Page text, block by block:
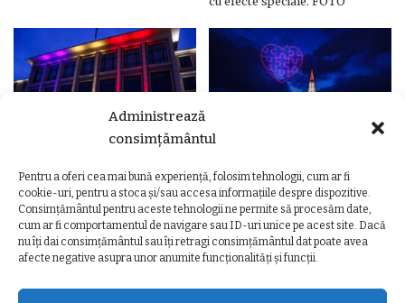
Administrează
consimțământul
Pentru a oferi cea mai bună experiență, folosim tehnologii, cum ar fi
cookie-uri, pentru a stoca și/sau accesa informațiile despre dispozitive.
Consimțământul pentru aceste tehnologii ne permite să procesăm date,
cum ar fi comportamentul de navigare sau ID-uri unice pe acest site. Dacă
nu îți dai consimțământul sau îți retragi consimțământul dat poate avea
afecte negative asupra unor anumite funcționalități și funcții.
Ziua Unirii Principatelor Române
– Clădiri și poduri din Cluj,
iluminate în culorile drapelului
Ziua Unirii la Cluj-Napoca.
Programul complet al
evenimentelor